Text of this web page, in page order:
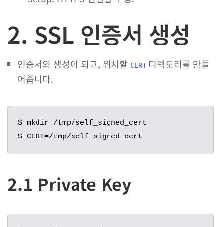
2. SSL 인증서 생성
인증서의 생성이 되고, 위치할 CERT 디렉토리를 만들
어줍니다.
$ mkdir /tmp/self_signed_cert
$ CERT=/tmp/self_signed_cert
2.1 Private Key